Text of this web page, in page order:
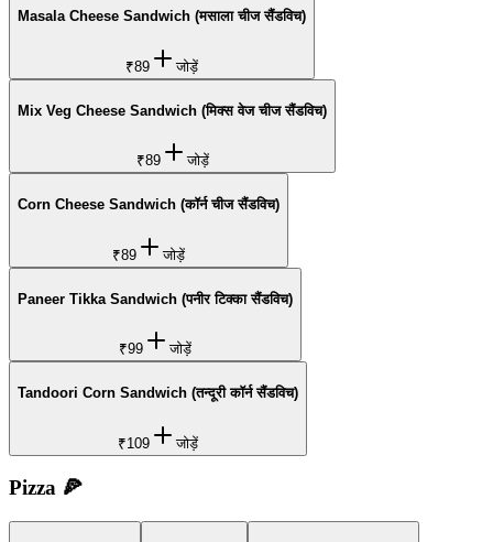
Masala Cheese Sandwich (मसाला चीज सैंडविच)
₹89 जोड़ें
Mix Veg Cheese Sandwich (मिक्स वेज चीज सैंडविच)
₹89 जोड़ें
Corn Cheese Sandwich (कॉर्न चीज सैंडविच)
₹89 जोड़ें
Paneer Tikka Sandwich (पनीर टिक्का सैंडविच)
₹99 जोड़ें
Tandoori Corn Sandwich (तन्दूरी कॉर्न सैंडविच)
₹109 जोड़ें
Pizza 🍕